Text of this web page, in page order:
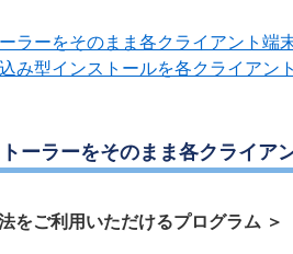
ラーをそのまま各クライアント端
み型インストールを各クライアン
トーラーをそのまま各クライア
をご利用いただけるプログラム ＞